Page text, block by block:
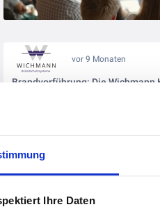
Ihre Daten
vor 9 Monaten